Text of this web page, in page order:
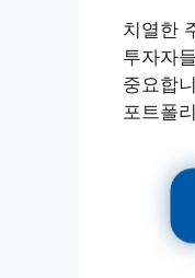
치열한
투자자
중요합
포트폴